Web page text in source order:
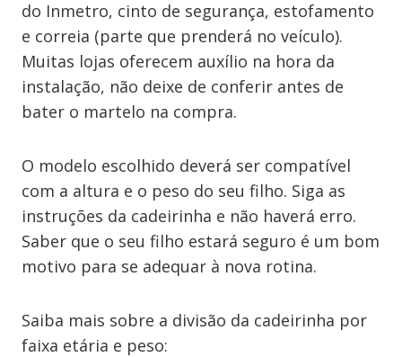
do Inmetro, cinto de segurança, estofamento
e correia (parte que prenderá no veículo).
Muitas lojas oferecem auxílio na hora da
instalação, não deixe de conferir antes de
bater o martelo na compra.
O modelo escolhido deverá ser compatível
com a altura e o peso do seu filho. Siga as
instruções da cadeirinha e não haverá erro.
Saber que o seu filho estará seguro é um bom
motivo para se adequar à nova rotina.
Saiba mais sobre a divisão da cadeirinha por
faixa etária e peso: